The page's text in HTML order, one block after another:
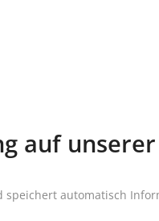
auf
speichert automatisch